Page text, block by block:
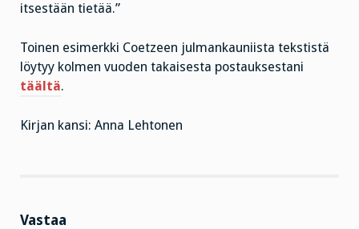
itsestään tietää.”
Toinen esimerkki Coetzeen julmankauniista tekstistä
löytyy kolmen vuoden takaisesta postauksestani
täältä.
Kirjan kansi: Anna Lehtonen
Vastaa